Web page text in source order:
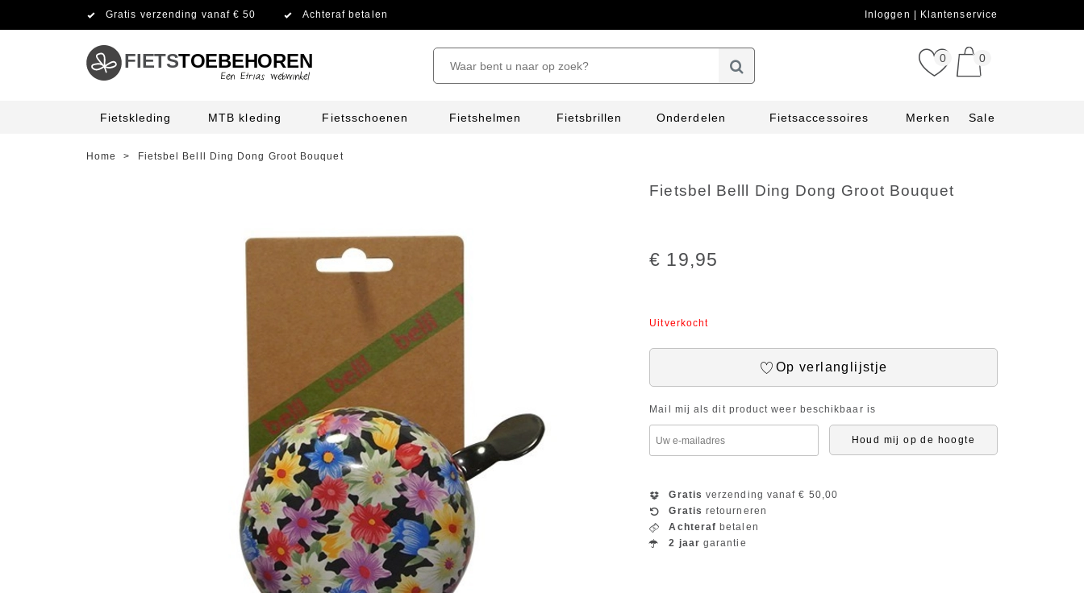
Gratis verzending vanaf € 50 Achteraf betalen Inloggen Klantenservice
FIETSTOEBEHOREN 0 0
Fietskleding MTB kleding Fietsschoenen Fietshelmen Fietsbrillen Onderdelen Fietsaccessoires Merken Sale
Home > Fietsbel Belll Ding Dong Groot Bouquet
Fietsbel Belll Ding Dong Groot Bouquet
€ 19,95
Uitverkocht
Op verlanglijstje
Mail mij als dit product weer beschikbaar is
Houd mij op de hoogte
Gratis verzending vanaf € 50,00
Gratis retourneren
Achteraf betalen
2 jaar garantie